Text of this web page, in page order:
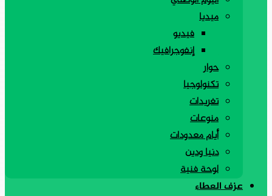
ميديا
فيديو
إنفوجرافيك
حوار
تكنولوجيا
تغريدات
منوعات
أيام معدودات
دنيا ودين
لوحة فنية
عزف العطاء